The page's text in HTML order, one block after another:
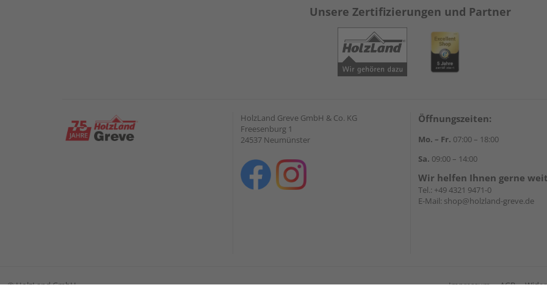
Unsere Zertifizierungen und Partner
HolzLand Greve GmbH & Co. KG
Freesenburg 1
24537 Neumünster
Öffnungszeiten:
Mo. – Fr. 07:00 – 18:00
Sa. 09:00 – 14:00
Wir helfen Ihnen gerne
Tel.: +49 4321 9471-0
E-Mail: shop@holzland-greve.de
©HolzLand GmbH Impressum AGB